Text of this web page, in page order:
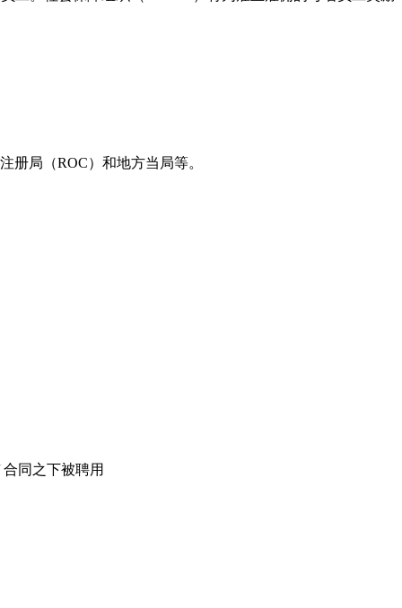
册局（ROC）和地方当局等。
同之下被聘用